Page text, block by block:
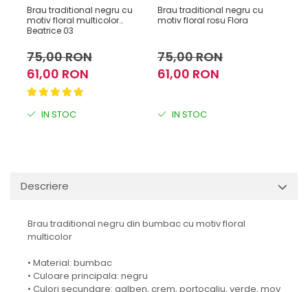
Brau traditional negru cu
motiv floral multicolor
Beatrice 03
75,00 RON
61,00 RON
IN STOC
Brau traditional negru cu
motiv floral rosu Flora
75,00 RON
61,00 RON
IN STOC
Descriere
Brau traditional negru din bumbac cu motiv floral
multicolor
• Material: bumbac
• Culoare principala: negru
• Culori secundare: galben, crem, portocaliu, verde, mov